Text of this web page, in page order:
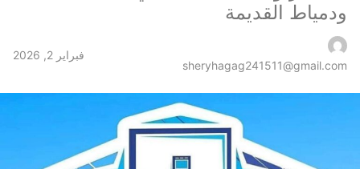
ودمياط القديمة
sheryhagag241511@gmail.com
فبراير 2, 2026